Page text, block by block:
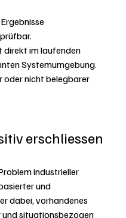
direkt im laufenden
Systemumgebung.
oder nicht belegbarer
erschliessen
industrieller
und
dabei, vorhandenes
und situationsbezogen